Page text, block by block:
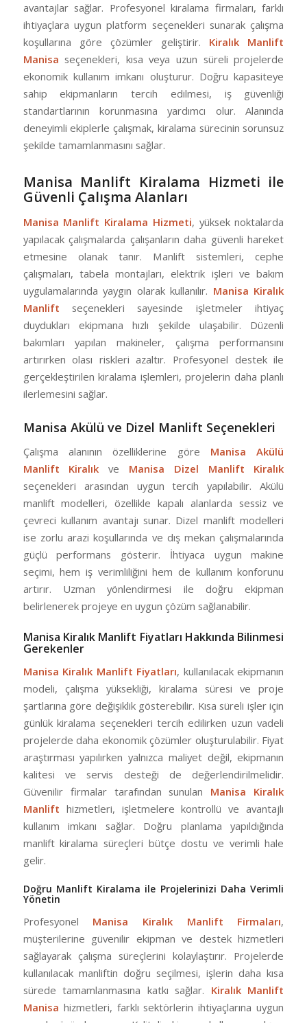
avantajlar sağlar. Profesyonel kiralama firmaları, farklı
ihtiyaçlara uygun platform seçenekleri sunarak çalışma
koşullarına göre çözümler geliştirir. Kiralık Manlift
Manisa seçenekleri, kısa veya uzun süreli projelerde
ekonomik kullanım imkanı oluşturur. Doğru kapasiteye
sahip ekipmanların tercih edilmesi, iş güvenliği
standartlarının korunmasına yardımcı olur. Alanında
deneyimli ekiplerle çalışmak, kiralama sürecinin sorunsuz
şekilde tamamlanmasını sağlar.
Manisa Manlift Kiralama Hizmeti ile
Güvenli Çalışma Alanları
Manisa Manlift Kiralama Hizmeti, yüksek noktalarda
yapılacak çalışmalarda çalışanların daha güvenli hareket
etmesine olanak tanır. Manlift sistemleri, cephe
çalışmaları, tabela montajları, elektrik işleri ve bakım
uygulamalarında yaygın olarak kullanılır. Manisa Kiralık
Manlift seçenekleri sayesinde işletmeler ihtiyaç
duydukları ekipmana hızlı şekilde ulaşabilir. Düzenli
bakımları yapılan makineler, çalışma performansını
artırırken olası riskleri azaltır. Profesyonel destek ile
gerçekleştirilen kiralama işlemleri, projelerin daha planlı
ilerlemesini sağlar.
Manisa Akülü ve Dizel Manlift Seçenekleri
Çalışma alanının özelliklerine göre Manisa Akülü
Manlift Kiralık ve Manisa Dizel Manlift Kiralık
seçenekleri arasından uygun tercih yapılabilir. Akülü
manlift modelleri, özellikle kapalı alanlarda sessiz ve
çevreci kullanım avantajı sunar. Dizel manlift modelleri
ise zorlu arazi koşullarında ve dış mekan çalışmalarında
güçlü performans gösterir. İhtiyaca uygun makine
seçimi, hem iş verimliliğini hem de kullanım konforunu
artırır. Uzman yönlendirmesi ile doğru ekipman
belirlenerek projeye en uygun çözüm sağlanabilir.
Manisa Kiralık Manlift Fiyatları Hakkında Bilinmesi
Gerekenler
Manisa Kiralık Manlift Fiyatları, kullanılacak ekipmanın
modeli, çalışma yüksekliği, kiralama süresi ve proje
şartlarına göre değişiklik gösterebilir. Kısa süreli işler için
günlük kiralama seçenekleri tercih edilirken uzun vadeli
projelerde daha ekonomik çözümler oluşturulabilir. Fiyat
araştırması yapılırken yalnızca maliyet değil, ekipmanın
kalitesi ve servis desteği de değerlendirilmelidir.
Güvenilir firmalar tarafından sunulan Manisa Kiralık
Manlift hizmetleri, işletmelere kontrollü ve avantajlı
kullanım imkanı sağlar. Doğru planlama yapıldığında
manlift kiralama süreçleri bütçe dostu ve verimli hale
gelir.
Doğru Manlift Kiralama ile Projelerinizi Daha Verimli
Yönetin
Profesyonel Manisa Kiralık Manlift Firmaları,
müşterilerine güvenilir ekipman ve destek hizmetleri
sağlayarak çalışma süreçlerini kolaylaştırır. Projelerde
kullanılacak manliftin doğru seçilmesi, işlerin daha kısa
sürede tamamlanmasına katkı sağlar. Kiralık Manlift
Manisa hizmetleri, farklı sektörlerin ihtiyaçlarına uygun